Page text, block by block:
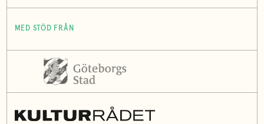
MED STÖD FRÅN